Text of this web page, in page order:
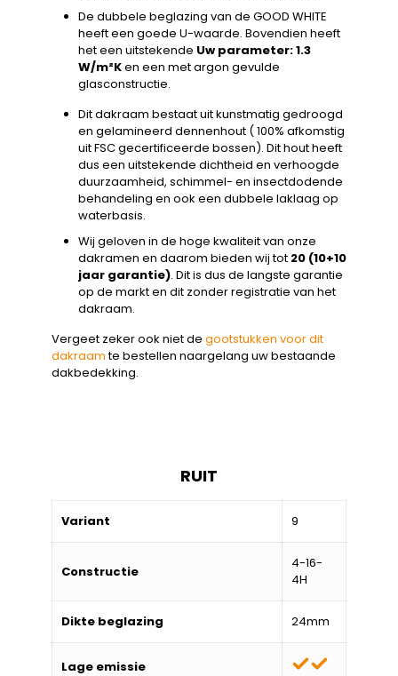
De dubbele beglazing van de GOOD WHITE
heeft een goede U-waarde. Bovendien heeft
het een uitstekende Uw parameter: 1.3
W/m²Ken een met argon gevulde
glasconstructie.
Dit dakraam bestaat uit kunstmatig gedroogd
en gelamineerd dennenhout ( 100% afkomstig
uit FSC gecertificeerde bossen). Dit hout heeft
dus een uitstekende dichtheid en verhoogde
duurzaamheid, schimmel- en insectdodende
behandeling en ook een dubbele laklaag op
waterbasis.
Wij geloven in de hoge kwaliteit van onze
dakramen en daarom bieden wij tot 20 (10+10
jaar garantie). Dit is dus de langste garantie
op de markt en dit zonder registratie van het
dakraam.
Vergeet zeker ook niet de gootstukken voor dit
dakraamte bestellen naargelang uw bestaande
dakbedekking.
RUIT
Variant 9
Constructie
4-16-
4H
Dikte beglazing 24mm
Lage emissie